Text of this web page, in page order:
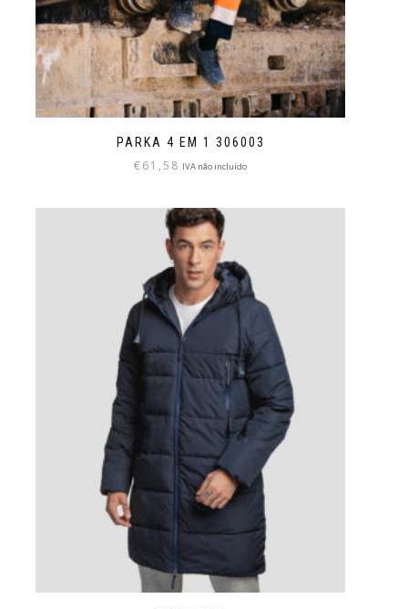
PARKA 4 EM 1 306003
€61,58 IVA não incluído